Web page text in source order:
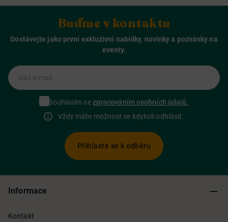
Buďme v kontaktu
Dostávejte jako první exkluzivní nabídky, novinky a pozvánky na
eventy.
Váš e-mail
Souhlasím sezpracováním osobních údajů.
Vždy máte možnost se kdykoli odhlásit.
Přihlaste se k odběru
Informace
Kontakt